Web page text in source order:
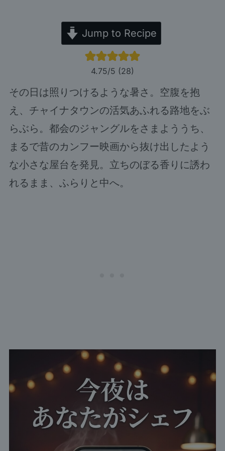
Jump to Recipe
4.75/5 (28)
その日は照りつけるような暑さ。空腹を抱
え、チャイナタウンの活気あふれる路地をぶ
らぶら。都会のジャングルをさまよううち、
まるで昔のカンフー映画から抜け出したよう
な小さな屋台を発見。立ちのぼる香りに誘わ
れるまま、ふらりと中へ。